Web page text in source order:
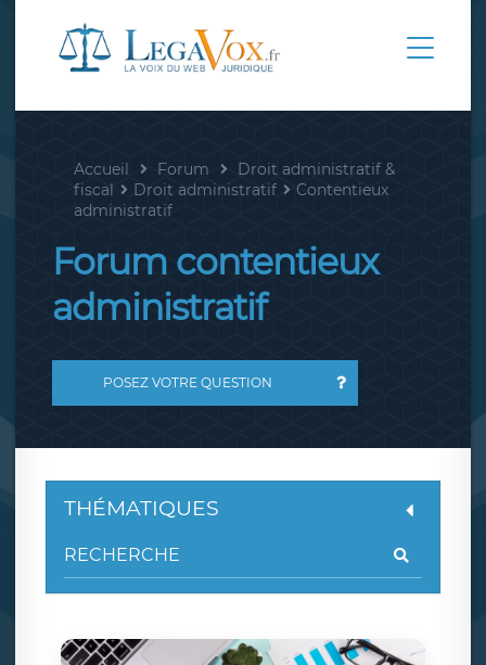
Accueil Forum
Droit administratif &
fiscal
Droit administratif
Contentieux
administratif
Forum contentieux
administratif
POSEZ VOTRE QUESTION
THÉMATIQUES